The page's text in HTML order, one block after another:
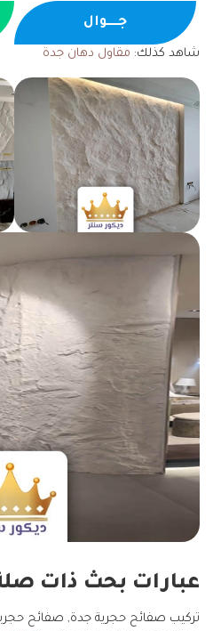
جــــوال
شاهد كذلك: مقاول دهان جدة
عبارات بحث ذات
تركيب صفائح حجرية جدة, صفائح